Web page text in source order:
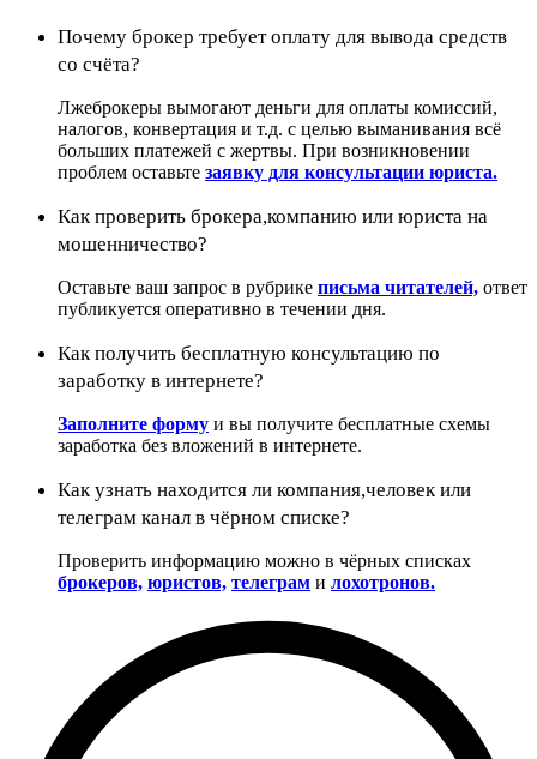
Почему брокер требует оплату для вывода средств
со счёта?
Лжеброкеры вымогают деньги для оплаты комиссий,
налогов, конвертация и т.д. с целью выманивания всё
больших платежей с жертвы. При возникновении
проблем оставьте заявку для консультации юриста.
Как проверить брокера,компанию или юриста на
мошенничество?
Оставьте ваш запрос в рубрике письма читателей, ответ
публикуется оперативно в течении дня.
Как получить бесплатную консультацию по
заработку в интернете?
Заполните форму и вы получите бесплатные схемы
заработка без вложений в интернете.
Как узнать находится ли компания,человек или
телеграм канал в чёрном списке?
Проверить информацию можно в чёрных списках
брокеров, юристов, телеграм и лохотронов.